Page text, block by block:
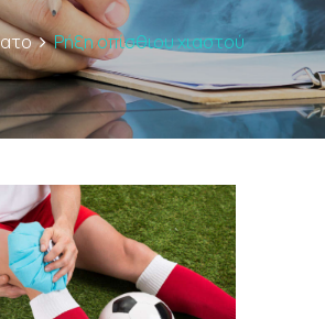
Ρήξη οπίσθιου χιαστού